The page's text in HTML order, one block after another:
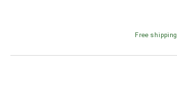
Free shipping